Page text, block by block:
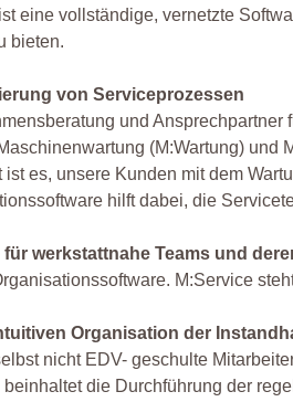
eine vollständige, vernetzte
bieten.
von Serviceprozessen
und Ansprechpartner
(M:Wartung)
es, unsere Kunden mit dem
hilft dabei, die
werkstattnahe Teams und
M:Service
Organisation der
nicht EDV- geschulte
die Durchführung der